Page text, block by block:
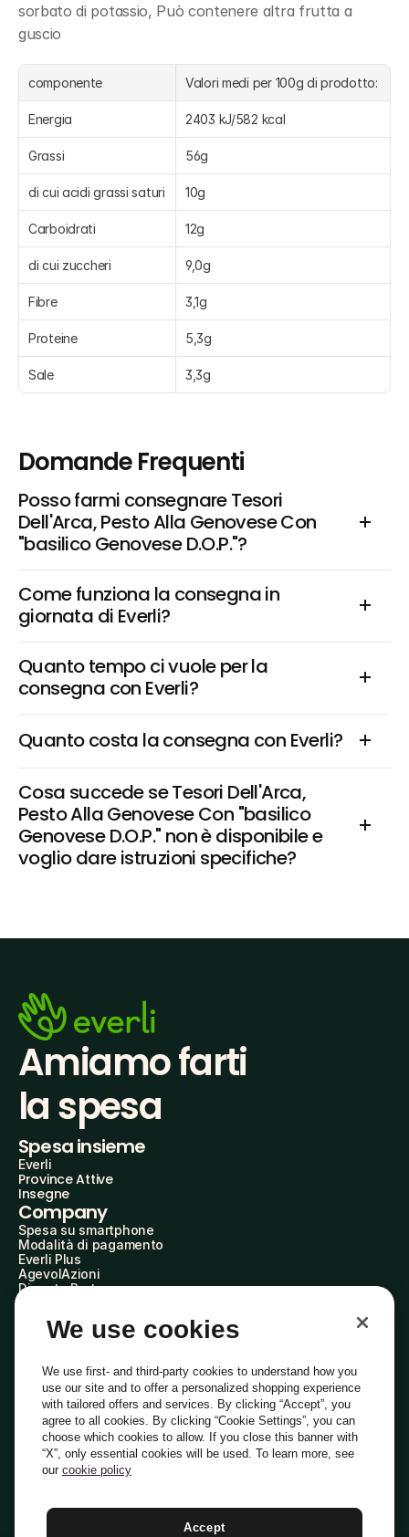
sorbato di potassio, Può contenere altra frutta a
guscio
componente Valori medi per 100g di prodotto:
Energia 2403 kJ/582 kcal
Grassi 56g
di cui acidi grassi saturi 10g
Carboidrati 12g
di cui zuccheri 9,0g
Fibre 3,1g
Proteine 5,3g
Sale 3,3g
Domande Frequenti
Posso farmi consegnare Tesori
Dell'Arca, Pesto Alla Genovese Con
"basilico Genovese D.O.P."?
Come funziona la consegna in
giornata di Everli?
Quanto tempo ci vuole per la
consegna con Everli?
Quanto costa la consegna con Everli?
Cosa succede se Tesori Dell'Arca,
Pesto Alla Genovese Con "basilico
Genovese D.O.P." non è disponibile e
voglio dare istruzioni specifiche?
Amiamo farti
la spesa
Spesa insieme
Everli
Province Attive
Insegne
Company
Spesa su smartphone
Modalità di pagamento
Everli Plus
AgevolAzioni
Diventa Partner
Everli Shoppers
About Us
Everli News
Domande frequenti
Lavora con noi
Diventa Shopper
Investitori
PrivacyCookiePreferenze Cookie
Termini e CondizioniCodice Etico
Indirizzo PEC: everli@pec.it - indirizzo DPO: dpo@everli.com
Italiano
We use cookies
We use first- and third-party cookies to understand how you
use our site and to offer a personalized shopping experience
with tailored offers and services. By clicking “Accept”, you
agree to all cookies. By clicking “Cookie Settings”, you can
choose which cookies to allow. If you close this banner with
“X”, only essential cookies will be used. To learn more, see
our cookie policy
Accept